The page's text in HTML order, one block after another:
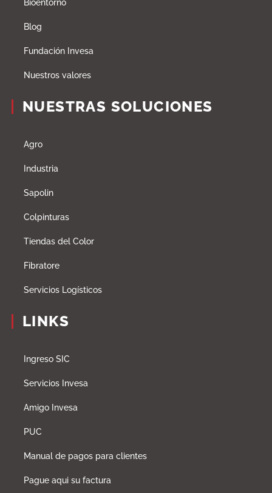
Bioentorno
Blog
Fundación Invesa
Nuestros valores
NUESTRAS SOLUCIONES
Agro
Industria
Sapolin
Colpinturas
Tiendas del Color
Fibratore
Servicios Logísticos
LINKS
Ingreso SIC
Servicios Invesa
Amigo Invesa
PUC
Manual de pagos para clientes
Pague aqui su factura